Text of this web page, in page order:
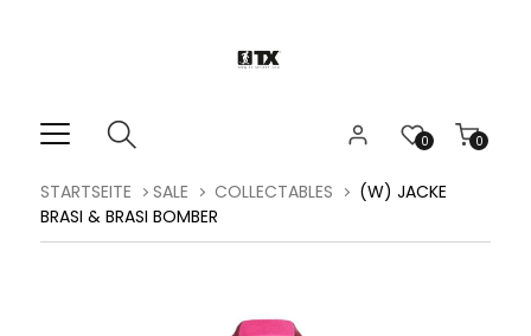
0
0
STARTSEITE SALE COLLECTABLES
(W) JACKE
BRASI & BRASI BOMBER